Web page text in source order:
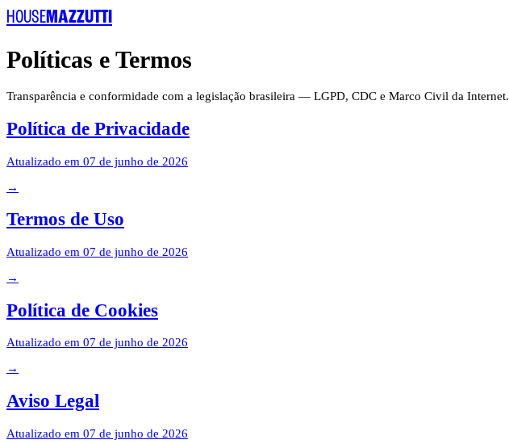
HOUSEMAZZUTTI
Políticas e Termos
Transparência e conformidade com a legislação brasileira — LGPD, CDC e Marco Civil da Internet.
Política de Privacidade
Atualizado em 07 de junho de 2026
→
Termos de Uso
Atualizado em 07 de junho de 2026
→
Política de Cookies
Atualizado em 07 de junho de 2026
→
Aviso Legal
Atualizado em 07 de junho de 2026